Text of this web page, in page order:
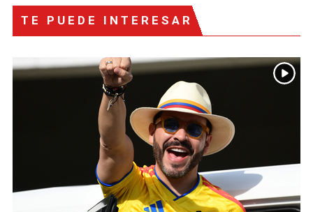
TE PUEDE INTERESAR